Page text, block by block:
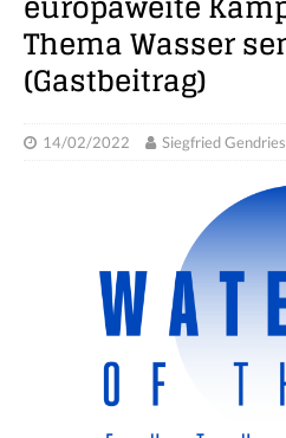
Thema Wasser
(Gastbeitrag)
14/02/2022 Siegfried Gendries